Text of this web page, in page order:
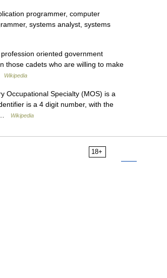
programmer, computer
systems analyst, systems
oriented government
those cadets who are willing to make
Wikipedia
Occupational Specialty (MOS) is a
is a 4 digit number, with the
…
Wikipedia
18+